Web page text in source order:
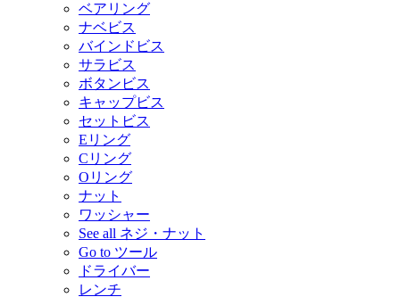
ベアリング
ナベビス
バインドビス
サラビス
ボタンビス
キャップビス
セットビス
Eリング
Cリング
Oリング
ナット
ワッシャー
See all ネジ・ナット
Go to ツール
ドライバー
レンチ